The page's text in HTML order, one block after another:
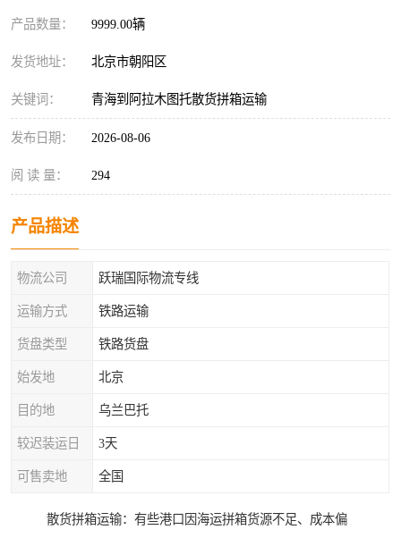
产品数量： 9999.00辆
发货地址： 北京市朝阳区
关键词： 青海到阿拉木图托散货拼箱运输
发布日期： 2026-08-06
阅 读 量： 294
产品描述
物流公司 跃瑞国际物流专线
运输方式 铁路运输
货盘类型 铁路货盘
始发地 北京
目的地 乌兰巴托
较迟装运日 3天
可售卖地 全国
散货拼箱运输：有些港口因海运拼箱货源不足、成本偏